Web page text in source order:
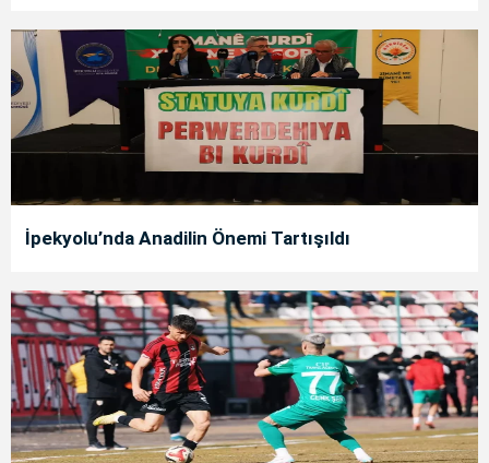
İpekyolu’nda Anadilin Önemi Tartışıldı